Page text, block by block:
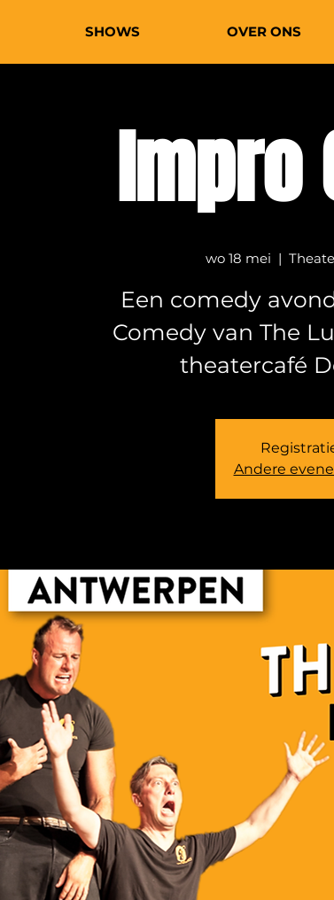
SHOWS OVER ONS
Impro
wo 18 mei
  |
Een comedy
Comedy van The
theatercafé
Andere